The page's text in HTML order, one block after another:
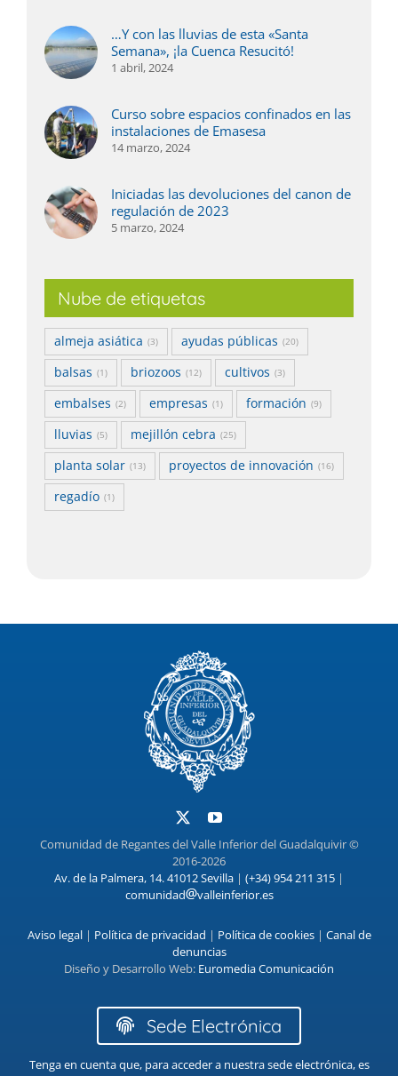
…Y con las lluvias de esta «Santa
Semana», ¡la Cuenca Resucitó!
1 abril, 2024
Curso sobre espacios confinados en las
instalaciones de Emasesa
14 marzo, 2024
Iniciadas las devoluciones del canon de
regulación de 2023
5 marzo, 2024
Nube de etiquetas
almeja asiática (3) ayudas públicas (20)
balsas (1) briozoos (12) cultivos (3)
embalses (2) empresas (1) formación (9)
lluvias (5) mejillón cebra (25)
planta solar (13) proyectos de innovación (16)
regadío (1)
Comunidad de Regantes del Valle Inferior del Guadalquivir ©
2016-2026
Av. de la Palmera, 14. 41012 Sevilla | (+34) 954 211 315 |
comunidad
valleinferior.es
Aviso legal| Política de privacidad | Política de cookies| Canal de
denuncias
Diseño y Desarrollo Web: Euromedia Comunicación
Sede Electrónica
Tenga en cuenta que, para acceder a nuestra sede electrónica, es